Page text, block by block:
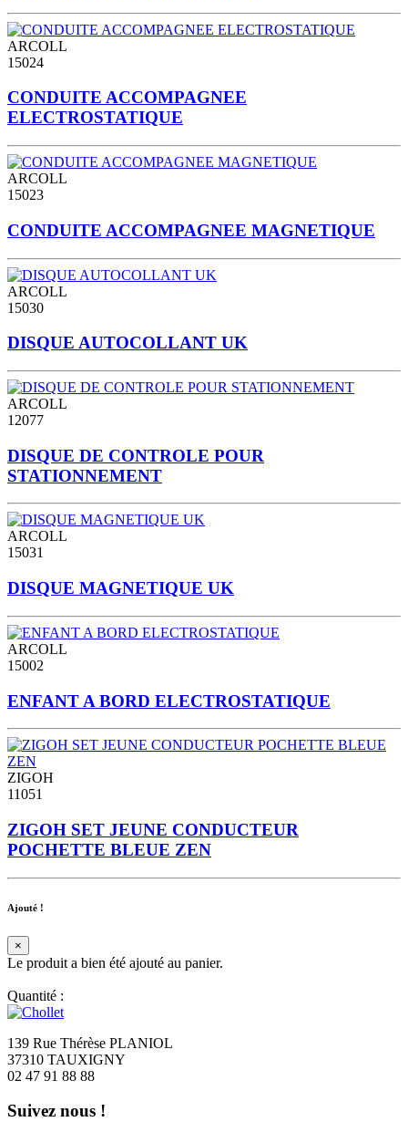
ARCOLL
15024
CONDUITE ACCOMPAGNEE
ELECTROSTATIQUE
ARCOLL
15023
CONDUITE ACCOMPAGNEE MAGNETIQUE
ARCOLL
15030
DISQUE AUTOCOLLANT UK
ARCOLL
12077
DISQUE DE CONTROLE POUR
STATIONNEMENT
ARCOLL
15031
DISQUE MAGNETIQUE UK
ARCOLL
15002
ENFANT A BORD ELECTROSTATIQUE
ZIGOH
11051
ZIGOH SET JEUNE CONDUCTEUR
POCHETTE BLEUE ZEN
Ajouté !
×
Le produit a bien été ajouté au panier.
Quantité :
139 Rue Thérèse PLANIOL
37310 TAUXIGNY
02 47 91 88 88
Suivez nous !